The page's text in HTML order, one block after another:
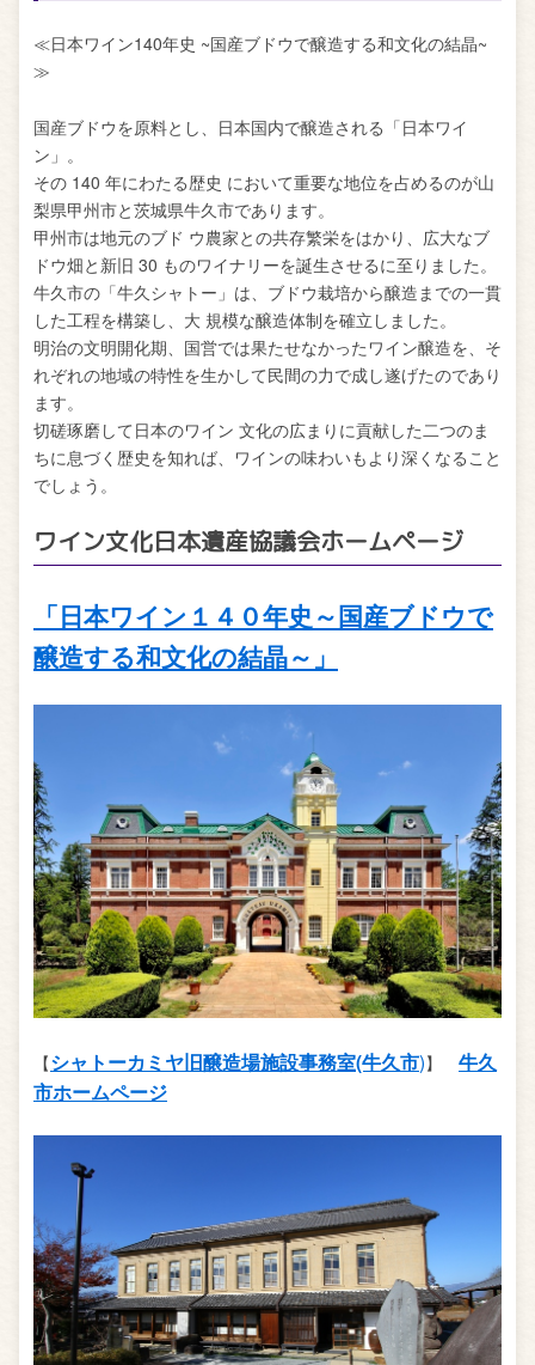
≪日本ワイン140年史 ~国産ブドウで醸造する和文化の結晶~
≫
国産ブドウを原料とし、日本国内で醸造される「日本ワイ
ン」。
その 140 年にわたる歴史 において重要な地位を占めるのが山
梨県甲州市と茨城県牛久市であります。
甲州市は地元のブド ウ農家との共存繁栄をはかり、広大なブ
ドウ畑と新旧 30 ものワイナリーを誕生させるに至りました。
牛久市の「牛久シャトー」は、ブドウ栽培から醸造までの一貫
した工程を構築し、大 規模な醸造体制を確立しました。
明治の文明開化期、国営では果たせなかったワイン醸造を、そ
れぞれの地域の特性を生かして民間の力で成し遂げたのであり
ます。
切磋琢磨して日本のワイン 文化の広まりに貢献した二つのま
ちに息づく歴史を知れば、ワインの味わいもより深くなること
でしょう。
ワイン文化日本遺産協議会ホームページ
「日本ワイン１４０年史～国産ブドウで
醸造する和文化の結晶～」
【シャトーカミヤ旧醸造場施設事務室(牛久市)】 牛久
市ホームページ